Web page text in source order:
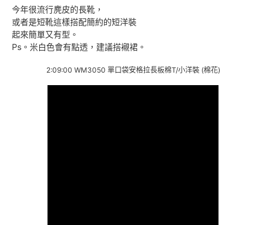
今年很流行麂皮的長靴，
或者是短靴這樣搭配簡約的短洋裝
起來簡單又有型。
Ps。米白色會有點透，建議搭襯裙。
2:09:00 WM3050 單口袋安格拉長板棉T/小洋裝 (棉花)